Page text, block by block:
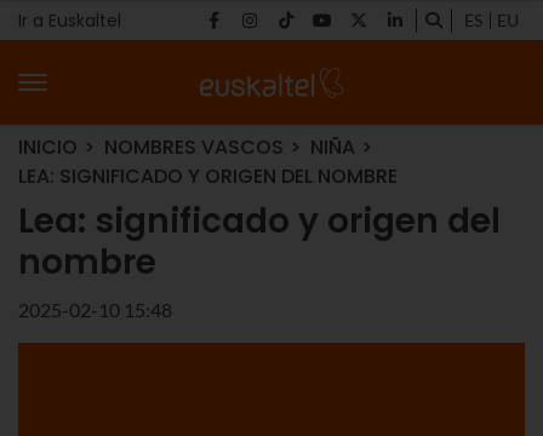
Ir a Euskaltel ES EU
INICIO NOMBRES VASCOS
NIÑA
LEA: SIGNIFICADO Y ORIGEN DEL NOMBRE
Lea: significado y origen del
nombre
2025-02-10 15:48